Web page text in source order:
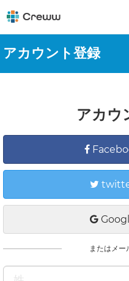
アカウント登録
アカウ
またはメー